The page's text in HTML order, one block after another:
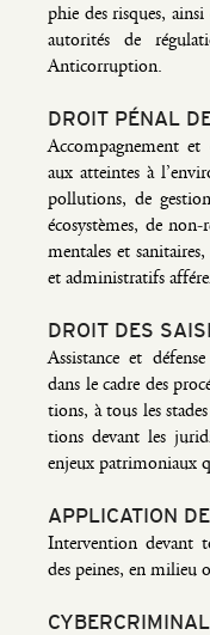
phie des risques,
auto­ri­tés de
Anticorruption.
DROIT PÉNAL
Accom­pa­gne­ment et
aux atteintes à
pol­lu­tions, de
éco­sys­tèmes, de
men­tales et
et admi­nis­tra­tifs
DROIT DES
Assis­tance et
dans le cadre des
tions, à tous les
tions devant les
enjeux patri­mo­niaux
APPLICATION
Inter­ven­tion devant
des peines, en milieu